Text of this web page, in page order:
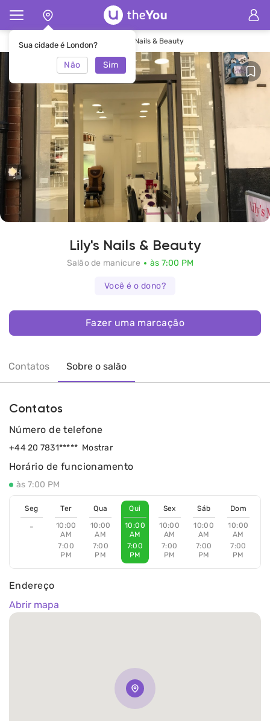
Sua cidade é London?
Não Sim
Principal Salão de manicure Lily's Nails & Beauty
Lily's Nails & Beauty
Salão de manicure às 7:00 PM
Você é o dono?
Fazer uma marcação
Contatos Sobre o salão
Contatos
Endereço
Abrir mapa
Horário de funcionamento
às 7:00 PM
Seg
-
Ter
10:00
AM
7:00
PM
Qua
10:00
AM
7:00
PM
Qui
10:00
AM
7:00
PM
Sex
10:00
AM
7:00
PM
Sáb
10:00
AM
7:00
PM
Dom
10:00
AM
7:00
PM
Número de telefone
+44 20 7831***** Mostrar